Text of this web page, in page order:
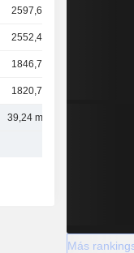
2597,63 M
2552,48 M
1846,78 M
1820,73 M
39,24 mil M
Más